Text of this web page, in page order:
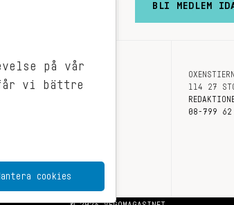
BLI MEDLEM
114 27
08-799 62
på vår
får vi bättre
cookies